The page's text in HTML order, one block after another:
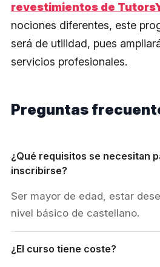
revestimientos de
nociones diferentes, este
será de utilidad, pues
servicios profesionales.
Preguntas
¿Qué requisitos se necesitan
inscribirse?
Ser mayor de edad, estar
nivel básico de castellano.
¿El curso tiene coste?